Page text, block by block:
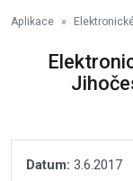
Aplikace
Datum: 3.6.2017